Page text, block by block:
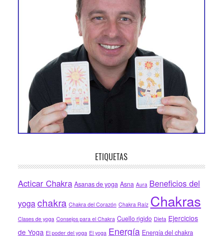
ETIQUETAS
Acticar Chakra Asanas de yoga Asna Aura Beneficios del
yogachakra Chakra del Corazón Chakra Raíz Chakras
Clases de yoga Consejos para el Chakra Cuello rigido Dieta Ejercicios
de Yoga El poder del yoga El yoga Energía Energía del chakra